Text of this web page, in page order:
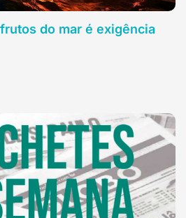
do mar é exigência